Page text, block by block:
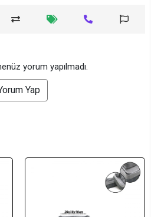
yorum yapılmadı.
Yap